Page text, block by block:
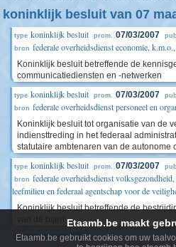
koninklijk besluit van 07
type koninklijk besluit prom. 07/03/2007
bron federale overheidsdienst economie,
Koninklijk besluit betreffende de
communicatiediensten en -netwerken
type koninklijk besluit prom. 07/03/2007
bron federale overheidsdienst personeel en
Koninklijk besluit tot organisatie van de
indiensttreding in het federaal
statutaire ambtenaren van de autonome
type koninklijk besluit prom. 07/03/2007
bron federale overheidsdienst
leefmilieu en federaal agentschap voor de
Koninklijk besluit betreffende de
toon meer (3)
Etaamb.be maakt
Etaamb.be gebruikt cookies om uw